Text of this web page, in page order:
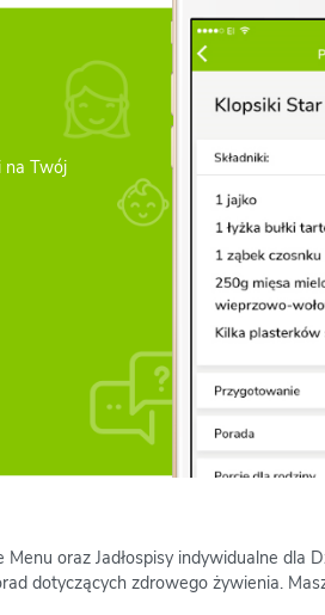
na Twój
oraz Jadłospisy indywidualne dla
dotyczących zdrowego żywienia.